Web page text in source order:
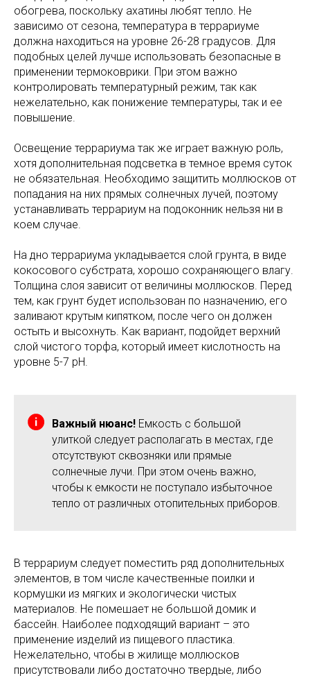
обогрева, поскольку ахатины любят тепло. Не
зависимо от сезона, температура в террариуме
должна находиться на уровне 26-28 градусов. Для
подобных целей лучше использовать безопасные в
применении термоковрики. При этом важно
контролировать температурный режим, так как
нежелательно, как понижение температуры, так и ее
повышение.
Освещение террариума так же играет важную роль,
хотя дополнительная подсветка в темное время суток
не обязательная. Необходимо защитить моллюсков от
попадания на них прямых солнечных лучей, поэтому
устанавливать террариум на подоконник нельзя ни в
коем случае.
На дно террариума укладывается слой грунта, в виде
кокосового субстрата, хорошо сохраняющего влагу.
Толщина слоя зависит от величины моллюсков. Перед
тем, как грунт будет использован по назначению, его
заливают крутым кипятком, после чего он должен
остыть и высохнуть. Как вариант, подойдет верхний
слой чистого торфа, который имеет кислотность на
уровне 5-7 pH.
Важный нюанс! Емкость с большой
улиткой следует располагать в местах, где
отсутствуют сквозняки или прямые
солнечные лучи. При этом очень важно,
чтобы к емкости не поступало избыточное
тепло от различных отопительных приборов.
В террариум следует поместить ряд дополнительных
элементов, в том числе качественные поилки и
кормушки из мягких и экологически чистых
материалов. Не помешает не большой домик и
бассейн. Наиболее подходящий вариант – это
применение изделий из пищевого пластика.
Нежелательно, чтобы в жилище моллюсков
присутствовали либо достаточно твердые, либо